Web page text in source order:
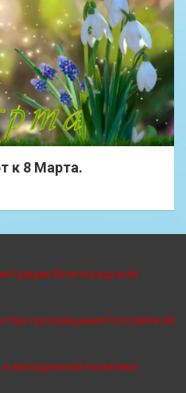
к 8 Марта.
Волгоградской
просвещения Российской
и молодежной политики